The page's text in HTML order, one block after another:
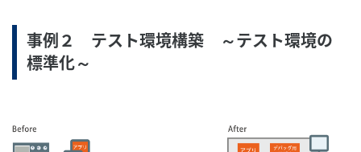
事例２ テスト環境構築 ～テスト環境の
標準化～